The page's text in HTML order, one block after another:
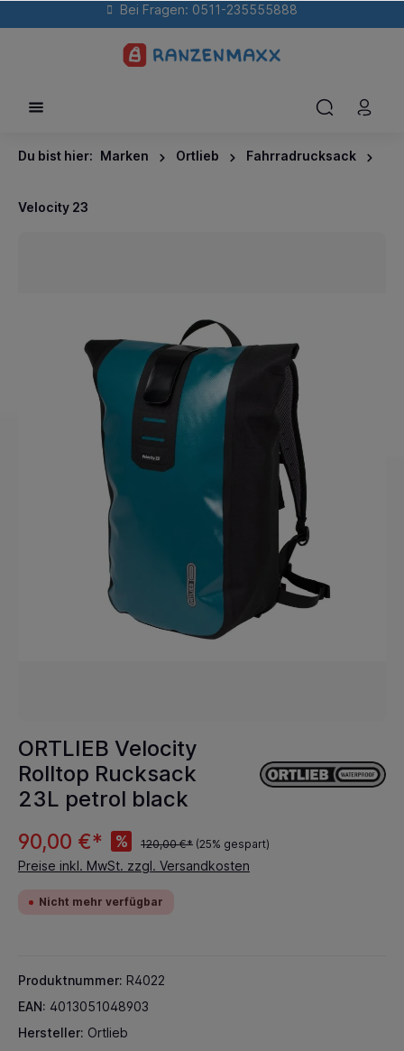
Bei Fragen: 0511-235555888
Du bist hier: Marken Ortlieb Fahrradrucksack
Velocity 23
ORTLIEB Velocity
Rolltop Rucksack
23L petrol black
90,00 €* % 120,00 €* (25% gespart)
Preise inkl. MwSt. zzgl. Versandkosten
Nicht mehr verfügbar
Produktnummer: R4022
EAN: 4013051048903
Hersteller: Ortlieb